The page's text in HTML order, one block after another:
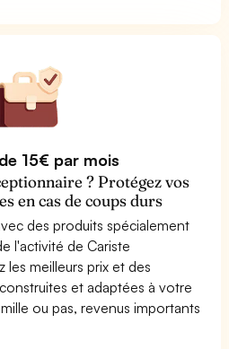
15€ par mois
? Protégez vos
en cas de coups durs
des produits spécialement
l'activité de Cariste
meilleurs prix et des
et adaptées à votre
ou pas, revenus importants